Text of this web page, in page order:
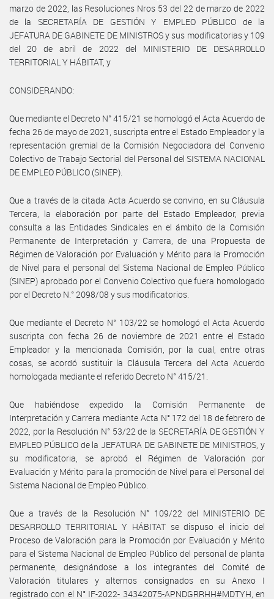
marzo de 2022, las Resoluciones Nros 53 del 22 de marzo de 2022
de la SECRETARÍA DE GESTIÓN Y EMPLEO PÚBLICO de la
JEFATURA DE GABINETE DE MINISTROS y sus modificatorias y 109
del 20 de abril de 2022 del MINISTERIO DE DESARROLLO
TERRITORIAL Y HÁBITAT, y
CONSIDERANDO:
Que mediante el Decreto N° 415/21 se homologó el Acta Acuerdo de
fecha 26 de mayo de 2021, suscripta entre el Estado Empleador y la
representación gremial de la Comisión Negociadora del Convenio
Colectivo de Trabajo Sectorial del Personal del SISTEMA NACIONAL
DE EMPLEO PÚBLICO (SINEP).
Que a través de la citada Acta Acuerdo se convino, en su Cláusula
Tercera, la elaboración por parte del Estado Empleador, previa
consulta a las Entidades Sindicales en el ámbito de la Comisión
Permanente de Interpretación y Carrera, de una Propuesta de
Régimen de Valoración por Evaluación y Mérito para la Promoción
de Nivel para el personal del Sistema Nacional de Empleo Público
(SINEP) aprobado por el Convenio Colectivo que fuera homologado
por el Decreto N.° 2098/08 y sus modificatorios.
Que mediante el Decreto N° 103/22 se homologó el Acta Acuerdo
suscripta con fecha 26 de noviembre de 2021 entre el Estado
Empleador y la mencionada Comisión, por la cual, entre otras
cosas, se acordó sustituir la Cláusula Tercera del Acta Acuerdo
homologada mediante el referido Decreto N° 415/21.
Que habiéndose expedido la Comisión Permanente de
Interpretación y Carrera mediante Acta N° 172 del 18 de febrero de
2022, por la Resolución N° 53/22 de la SECRETARÍA DE GESTIÓN Y
EMPLEO PÚBLICO de la JEFATURA DE GABINETE DE MINISTROS, y
su modificatoria, se aprobó el Régimen de Valoración por
Evaluación y Mérito para la promoción de Nivel para el Personal del
Sistema Nacional de Empleo Público.
Que a través de la Resolución N° 109/22 del MINISTERIO DE
DESARROLLO TERRITORIAL Y HÁBITAT se dispuso el inicio del
Proceso de Valoración para la Promoción por Evaluación y Mérito
para el Sistema Nacional de Empleo Público del personal de planta
permanente, designándose a los integrantes del Comité de
Valoración titulares y alternos consignados en su Anexo I
registrado con el N° IF-2022- 34342075-APNDGRRHH#MDTYH, en